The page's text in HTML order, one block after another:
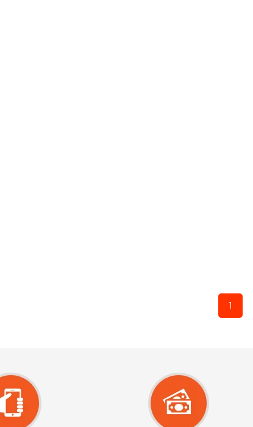
1